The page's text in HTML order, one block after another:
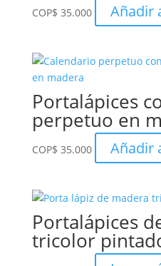
COP$ 35.000 Añadir
Portalápices
perpetuo en
COP$ 35.000 Añadir
Portalápices
tricolor